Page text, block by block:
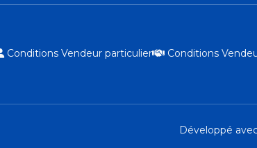
Conditions Vendeur particulier
Conditions
Développé